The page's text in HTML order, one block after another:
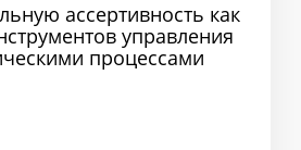
ассертивность как
управления
процессами